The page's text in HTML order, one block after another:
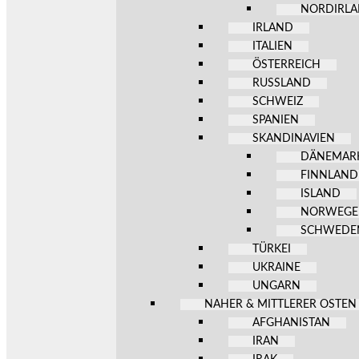
IRLAND
ITALIEN
ÖSTERREICH
RUSSLAND
SCHWEIZ
SPANIEN
SKANDINAVIEN
FINNLAND
ISLAND
TÜRKEI
UKRAINE
UNGARN
NAHER & MITTLERER OSTEN
AFGHANISTAN
IRAN